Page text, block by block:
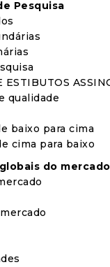
Pesquisa
ESTIBUTOS
qualidade
baixo para cima
cima para baixo
do